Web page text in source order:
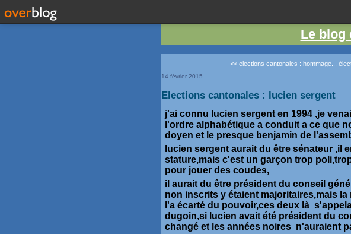
Le blog
<< elections cantonales : hommage...
14 février 2015
Elections cantonales : lucien sergent
j'ai connu lucien sergent en 1994 ,je
l'ordre alphabétique a conduit a ce que
doyen et le presque benjamin de
lucien sergent aurait du être sénateur ,il
stature,mais c'est un garçon trop
pour jouer des coudes,
il aurait du être président du conseil
non inscrits y étaient majoritaires,mais
l'a écarté du pouvoir,ces deux là
dugoin,si lucien avait été président du
changé et les années noires n'auraient